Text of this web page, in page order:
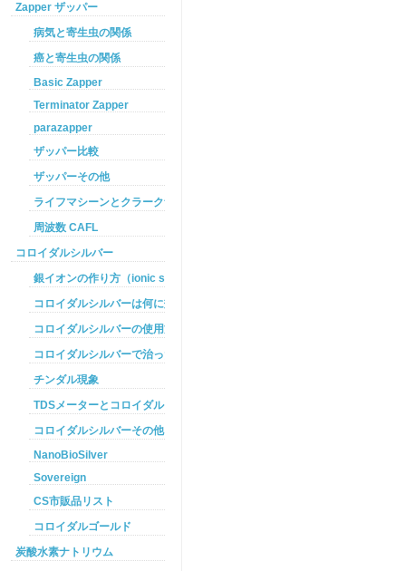
Zapper ザッパー
病気と寄生虫の関係
癌と寄生虫の関係
Basic Zapper
Terminator Zapper
parazapper
ザッパー比較
ザッパーその他
ライフマシーンとクラークザッパーの違い
周波数 CAFL
コロイダルシルバー
銀イオンの作り方（ionic silver ）
コロイダルシルバーは何に効くのか
コロイダルシルバーの使用方法
コロイダルシルバーで治った例
チンダル現象
TDSメーターとコロイダルシルバー
コロイダルシルバーその他
NanoBioSilver
Sovereign
CS市販品リスト
コロイダルゴールド
炭酸水素ナトリウム